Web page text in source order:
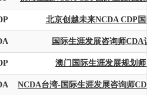
北京创越未来NCDA CDP国
国际生涯发展咨询师CDA认
澳门国际生涯发展规划师
NCDA台湾-国际生涯发展咨询师CDA